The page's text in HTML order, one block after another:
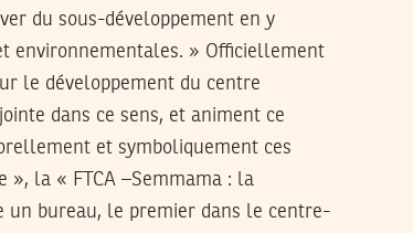
du sous-développement en y
environnementales. » Officiellement
le développement du centre
dans ce sens, et animent ce
et symboliquement ces
», la « FTCA –Semmama : la
un bureau, le premier dans le centre-